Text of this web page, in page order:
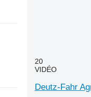
20
VIDÉO
Deutz-Fahr